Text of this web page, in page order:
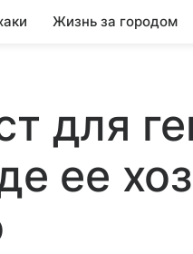
Жизнь за городом
для
ее